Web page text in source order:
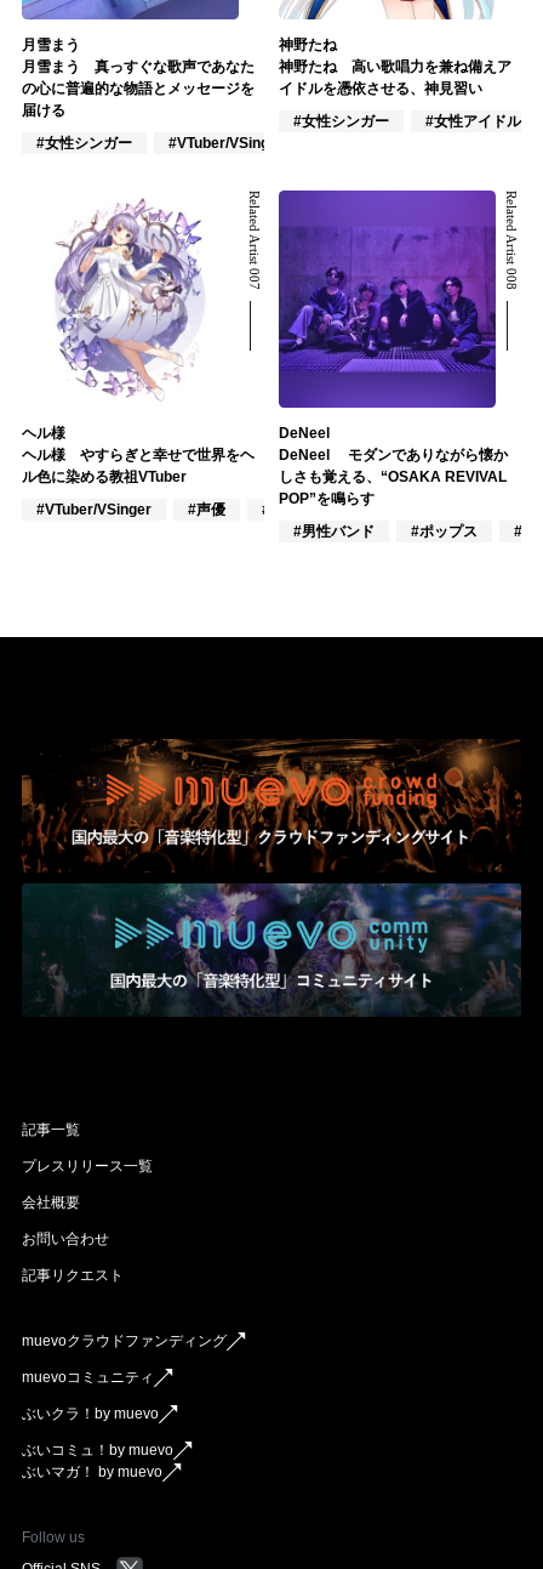
月雪まう
月雪まう 真っすぐな歌声であなた
の心に普遍的な物語とメッセージを
届ける
#女性シンガー
#VTuber/VSinger
神野たね
神野たね 高い歌唱力を兼ね備えア
イドルを憑依させる、神見習い
#女性シンガー
#女性アイドル
Related Artist 007
ヘル様
ヘル様 やすらぎと幸せで世界をヘ
ル色に染める教祖VTuber
#VTuber/VSinger
#声優 #アニメ/ゲーム
Related Artist 008
DeNeel
DeNeel モダンでありながら懐か
しさも覚える、“OSAKA REVIVAL
POP”を鳴らす
#男性バンド
#ポップス #ロ
記事一覧
プレスリリース一覧
会社概要
お問い合わせ
記事リクエスト
muevoクラウドファンディング
muevoコミュニティ
ぶいクラ！by muevo
ぶいコミュ！by muevo
ぶいマガ！ by muevo
Follow us